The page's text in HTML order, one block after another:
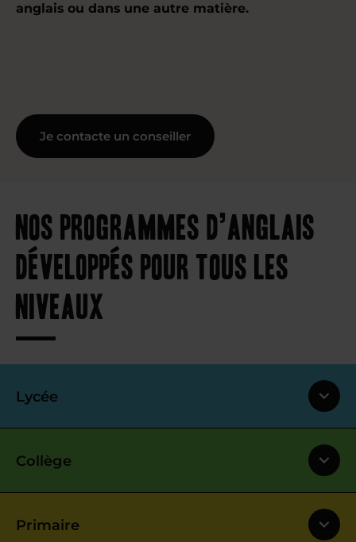
anglais ou dans une autre matière.
Je contacte un conseiller
Nos programmes d’anglais
développés pour tous les
niveaux
Lycée
Collège
Primaire